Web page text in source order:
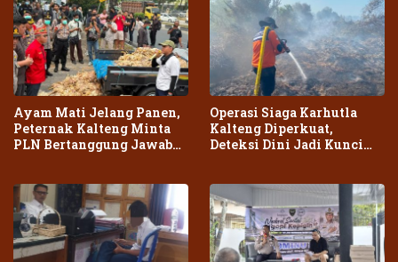
Ayam Mati Jelang Panen,
Peternak Kalteng Minta
PLN Bertanggung Jawab
Operasi Siaga Karhutla
Kalteng Diperkuat,
Deteksi Dini Jadi Kunci